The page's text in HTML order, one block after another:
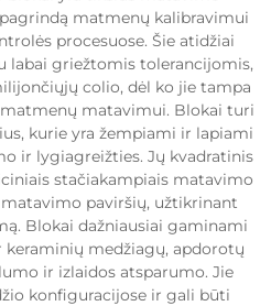
matmenų kalibravimui
procesuose. Šie atidžiai
labai griežtomis tolerancijomis,
colio, dėl ko jie tampa
matavimui. Blokai turi
kurie yra žempiami ir lapiami
ir lygiagreižties. Jų kvadratinis
stačiakampiais matavimo
paviršių, užtikrinant
Blokai dažniausiai gaminami
keraminių medžiagų, apdorotų
ir izlaidos atsparumo. Jie
konfiguracijose ir gali būti